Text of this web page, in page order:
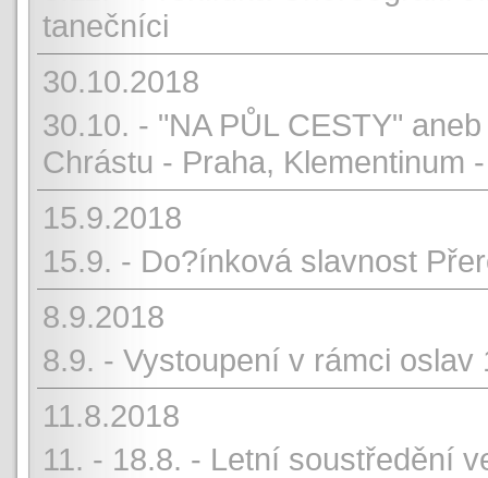
tanečníci
30.10.2018
30.10. - "NA PŮL CESTY"
Chrástu - Praha, Klementinum
15.9.2018
15.9. - Do?ínková slavnost
8.9.2018
8.9. - Vystoupení v rámci oslav
11.8.2018
11. - 18.8. - Letní soustředění